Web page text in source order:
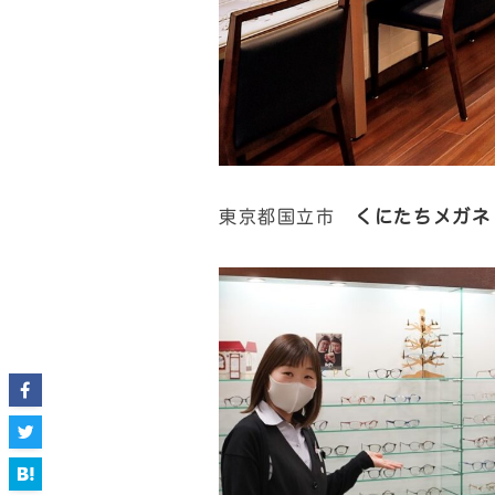
東京都国立市 くにたちメガネ